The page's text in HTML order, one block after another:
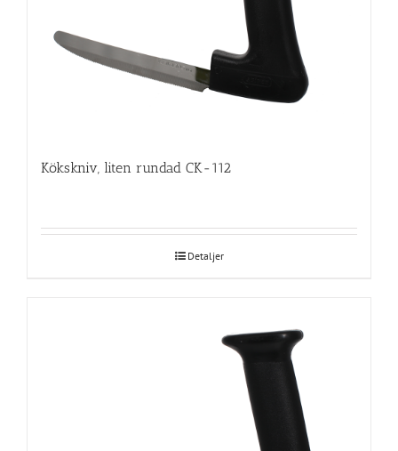
Kökskniv, liten rundad CK-112
Detaljer